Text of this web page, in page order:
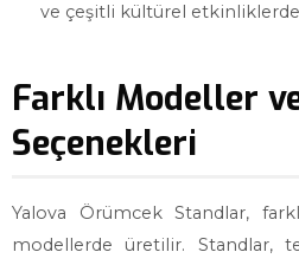
ve çeşitli kültürel
Farklı Modeller
Seçenekleri
Yalova Örümcek Standlar,
modellerde üretilir. Standlar,